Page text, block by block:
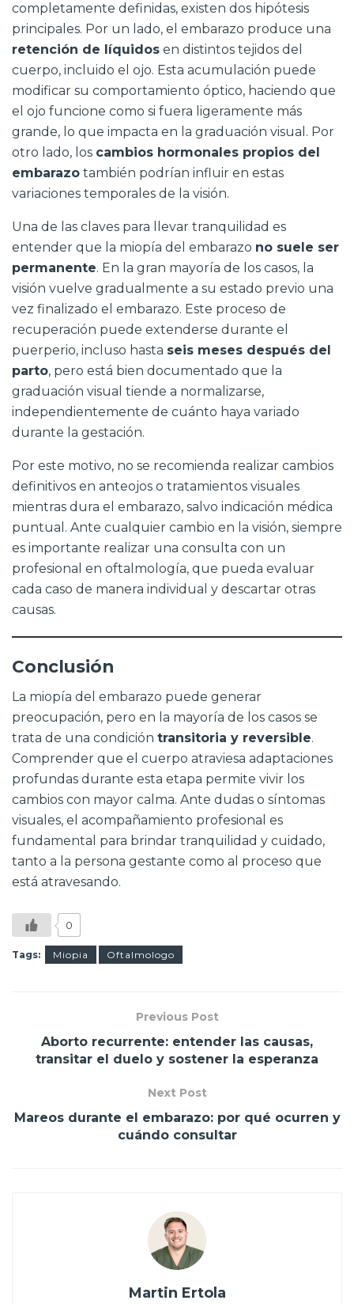
completamente definidas, existen dos hipótesis
principales. Por un lado, el embarazo produce una
retención de líquidos en distintos tejidos del
cuerpo, incluido el ojo. Esta acumulación puede
modificar su comportamiento óptico, haciendo que
el ojo funcione como si fuera ligeramente más
grande, lo que impacta en la graduación visual. Por
otro lado, los cambios hormonales propios del
embarazo también podrían influir en estas
variaciones temporales de la visión.
Una de las claves para llevar tranquilidad es
entender que la miopía del embarazo no suele ser
permanente. En la gran mayoría de los casos, la
visión vuelve gradualmente a su estado previo una
vez finalizado el embarazo. Este proceso de
recuperación puede extenderse durante el
puerperio, incluso hasta seis meses después del
parto, pero está bien documentado que la
graduación visual tiende a normalizarse,
independientemente de cuánto haya variado
durante la gestación.
Por este motivo, no se recomienda realizar cambios
definitivos en anteojos o tratamientos visuales
mientras dura el embarazo, salvo indicación médica
puntual. Ante cualquier cambio en la visión, siempre
es importante realizar una consulta con un
profesional en oftalmología, que pueda evaluar
cada caso de manera individual y descartar otras
causas.
Conclusión
La miopía del embarazo puede generar
preocupación, pero en la mayoría de los casos se
trata de una condición transitoria y reversible.
Comprender que el cuerpo atraviesa adaptaciones
profundas durante esta etapa permite vivir los
cambios con mayor calma. Ante dudas o síntomas
visuales, el acompañamiento profesional es
fundamental para brindar tranquilidad y cuidado,
tanto a la persona gestante como al proceso que
está atravesando.
0
Tags: Miopia Oftalmologo
Previous Post
Aborto recurrente: entender las causas,
transitar el duelo y sostener la esperanza
Next Post
Mareos durante el embarazo: por qué ocurren y
cuándo consultar
Martin Ertola